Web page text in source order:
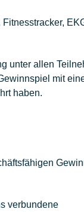
unter allen
mit
haben.
verbundene